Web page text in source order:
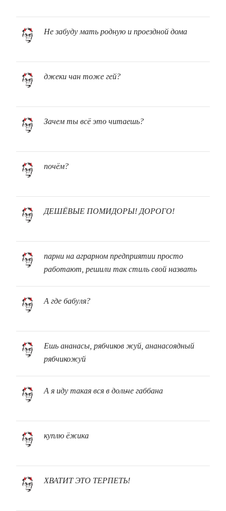
Не забуду мать родную и проездной дома
джеки чан тоже гей?
Зачем ты всё это читаешь?
почём?
ДЕШЁВЫЕ ПОМИДОРЫ! ДОРОГО!
парни на аграрном предприятии просто
работают, решили так стиль свой назвать
А где бабуля?
Ешь ананасы, рябчиков жуй, ананасоядный
рябчикожуй
А я иду такая вся в дольче габбана
куплю ёжика
ХВАТИТ ЭТО ТЕРПЕТЬ!